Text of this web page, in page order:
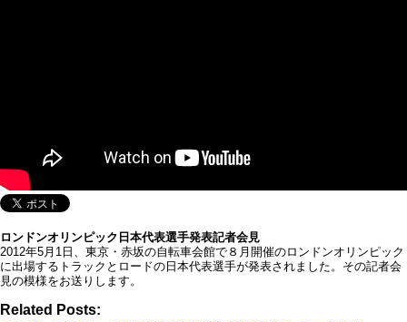
ロンドンオリンピック日本代表選手発表記者会見
2012年5月1日、東京・赤坂の自転車会館で８月開催のロンドンオリンピック
に出場するトラックとロードの日本代表選手が発表されました。その記者会
見の模様をお送りします。
Related Posts: